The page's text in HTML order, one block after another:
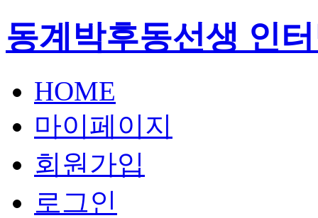
동계박후동선생 인
HOME
마이페이지
회원가입
로그인